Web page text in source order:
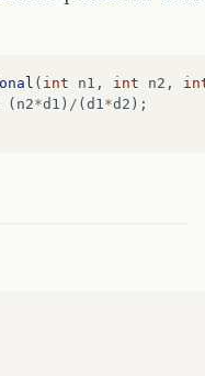
( int n1 , int n2 ,
( n2*d1 ) / ( d1*d2 );